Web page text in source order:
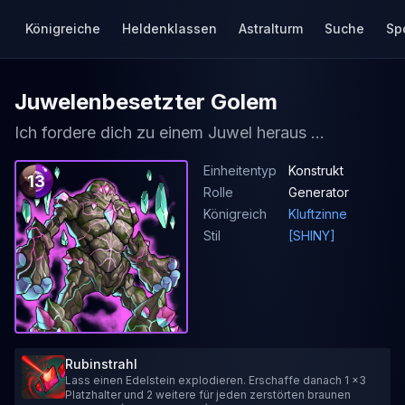
Königreiche Heldenklassen Astralturm Suche
Juwelenbesetzter Golem
Ich fordere dich zu einem Juwel heraus ...
13
Einheitentyp
Konstrukt
Rolle
Generator
Königreich
Kluftzinne
Stil
[SHINY]
Rubinstrahl
Lass einen Edelstein explodieren. Erschaffe danach 1 x3
Platzhalter und 2 weitere für jeden zerstörten braunen